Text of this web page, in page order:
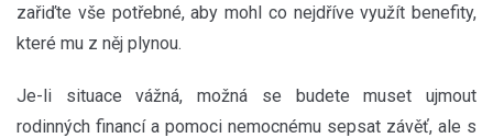
zařiďte vše potřebné, aby mohl co nejdříve využít benefity,
které mu z něj plynou.
Je-li situace vážná, možná se budete muset ujmout
rodinných financí a pomoci nemocnému sepsat závěť, ale s